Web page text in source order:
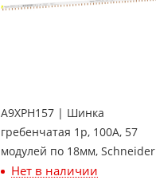
A9XPH157 | Шинка
гребенчатая 1p, 100А, 57
модулей по 18мм, Schneider
Electric
Нет в наличии